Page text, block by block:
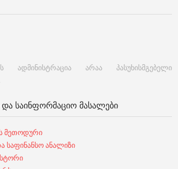
ადმინისტრაცია არაა პასუხისმგებელი
ᲡᲐᲘᲜᲤᲝᲠᲛᲐᲪᲘᲝ ᲛᲐᲡᲐᲚᲔᲑᲘ
მეთოდური
საფინანსო ანალიზი